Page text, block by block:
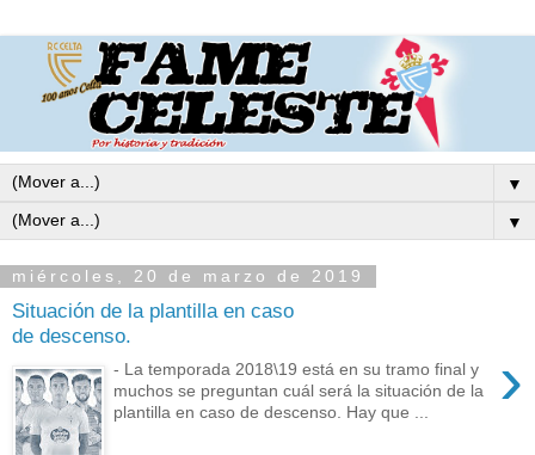
▼
▼
miércoles, 20 de marzo de 2019
Situación de la plantilla en caso
de descenso.
›
- La temporada 2018\19 está en su tramo final y
muchos se preguntan cuál será la situación de la
plantilla en caso de descenso. Hay que ...